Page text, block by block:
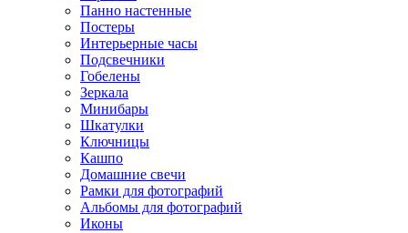
Панно настенные
Постеры
Интерьерные часы
Подсвечники
Гобелены
Зеркала
Минибары
Шкатулки
Ключницы
Кашпо
Домашние свечи
Рамки для фотографий
Альбомы для фотографий
Иконы